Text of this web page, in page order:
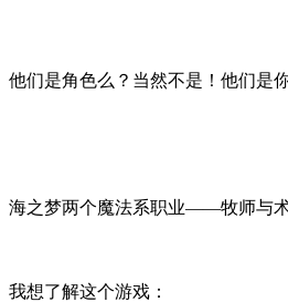
他们是角色么？当然不是！他们是
海之梦两个魔法系职业——牧师与
我想了解这个游戏：